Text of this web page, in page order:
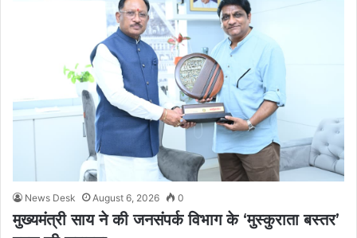
News Desk August 6, 2026 0
मुख्यमंत्री साय ने की जनसंपर्क विभाग के ‘मुस्कुराता बस्तर’